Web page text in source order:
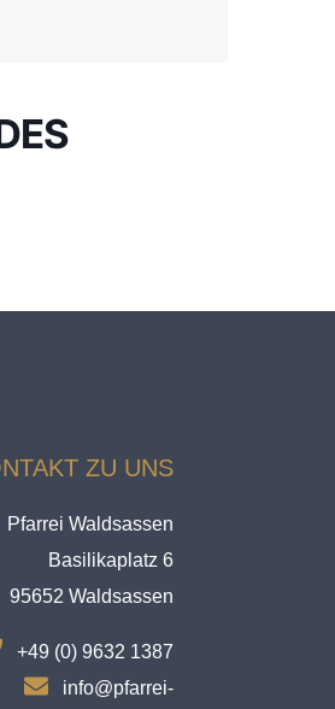
ZU UNS
Pfarrei Waldsassen
Basilikaplatz 6
95652 Waldsassen
+49 (0) 9632 1387
info@pfarrei-